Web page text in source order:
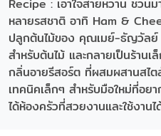
Recipe : เอาใจสายหวาน ชวน
หลายรสชาติ อาทิ Ham &
ปลูกต้นไม้ของ คุณเมย์-ธัญวัลย์
สำหรับต้นไม้ และกลายเป็นร้าน
กลิ่นอายรีสอร์ต ที่ผสมผสานสไ
เทคนิคเล็กๆ สำหรับมือใหม่ที่อย
ได้ห้องครัวที่สวยงานและใช้งาน